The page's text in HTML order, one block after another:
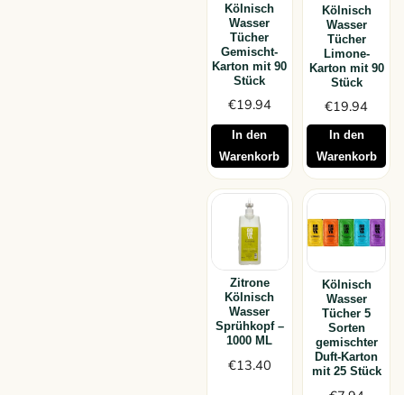
Kölnisch
Wasser
Tücher
Gemischt-
Karton mit 90
Stück
€19.94
In den
Warenkorb
Kölnisch
Wasser
Tücher
Limone-
Karton mit 90
Stück
€19.94
In den
Warenkorb
Zitrone
Kölnisch
Wasser
Sprühkopf –
1000 ML
€13.40
Kölnisch
Wasser
Tücher 5
Sorten
gemischter
Duft-Karton
mit 25 Stück